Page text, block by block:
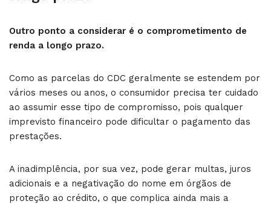
Outro ponto a considerar é o comprometimento de
renda a longo prazo.
Como as parcelas do CDC geralmente se estendem por
vários meses ou anos, o consumidor precisa ter cuidado
ao assumir esse tipo de compromisso, pois qualquer
imprevisto financeiro pode dificultar o pagamento das
prestações.
A inadimplência, por sua vez, pode gerar multas, juros
adicionais e a negativação do nome em órgãos de
proteção ao crédito, o que complica ainda mais a